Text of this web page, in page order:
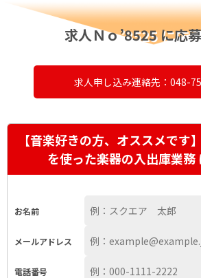
求人Ｎｏ’8525 に応募
求人申し込み連絡先：048-
【音楽好きの方、オススメです
を使った楽器の入出庫業務
お名前
メールアドレス
電話番号